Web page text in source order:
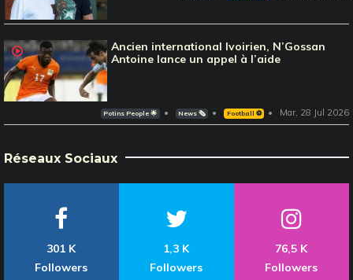
Ancien international Ivoirien, N’Gossan
Antoine lance un appel à l’aide
Potins People 🌟 News 🗞️ Football ⚽️ Mar, 28 Jul 2026
Réseaux Sociaux
301 K
Followers
1,3 K
Followers
76,5 K
Followers